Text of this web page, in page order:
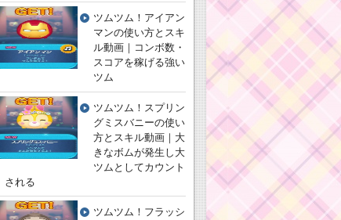
ツムツム！アイアン
マンの使い方とスキ
ル動画｜コンボ数・
スコアを稼げる強い
ツム
ツムツム！スプリン
グミスバニーの使い
方とスキル動画｜大
きなボムが発生し大
ツムとしてカウント
される
ツムツム！フラッシ